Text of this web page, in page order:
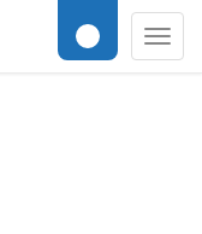
/ Takkenzaag slijpen